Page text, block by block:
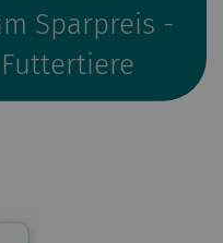
Sparpreis -